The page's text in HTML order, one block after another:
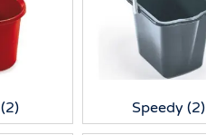
(2) Speedy (2)